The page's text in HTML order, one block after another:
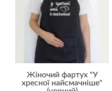
Жіночий фартух "У
хресної найсмачніше"